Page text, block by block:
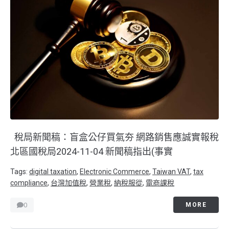
稅局新聞稿：盲盒公仔買氣夯 網路銷售應誠實報稅
北區國稅局2024-11-04 新聞稿指出(事實
Tags: digital taxation, Electronic Commerce, Taiwan VAT, tax
compliance, 台灣加值稅, 營業稅, 納稅服從, 電商課稅
0 MORE